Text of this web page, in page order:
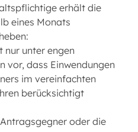
erhält die
eines Monats
nur unter engen
vor, dass Einwendungen
im vereinfachten
berücksichtigt
oder die